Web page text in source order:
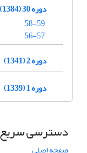
دوره 30 (1384)
58-59
56-57
دوره 2 (1341)
دوره 1 (1339)
دسترسی سریع
صفحه اصلی